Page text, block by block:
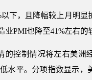
下，且降幅较上月明显
PMI也降至41%左右的
的控制情况将左右美洲
水平。分项指数显示，